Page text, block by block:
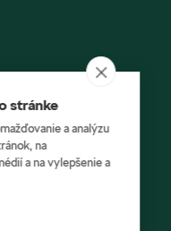
stránke
a analýzu
na
a na vylepšenie a